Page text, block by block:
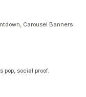
Carousel Banners
pop, social proof.